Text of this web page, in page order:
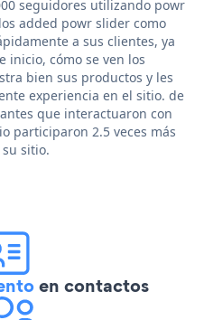
seguidores utilizando powr
added powr slider como
a sus clientes, ya
inicio, cómo se ven los
bien sus productos y les
experiencia en el sitio. de
que interactuaron con
participaron 2.5 veces más
sitio.
en contactos